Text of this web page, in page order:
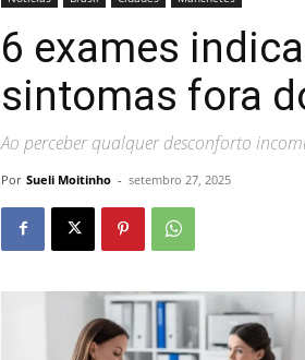
6 exames
sintomas fora
Ao perceber qualquer desconforto
Por Sueli Moitinho - setembro 27, 2025